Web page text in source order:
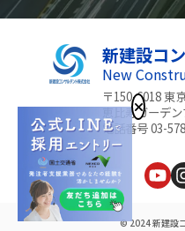
新建設コ
New
〒150-6018 東
恵比寿ガーデ
電話番号 03-
© 2024 新建設